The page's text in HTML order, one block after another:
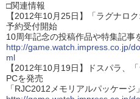
□関連情報
【2012年10月25日】「ラグナロ
予約受付開始
10周年記念の投稿作品や特集記事
http://game.watch.impress.co.jp/
ml
【2012年10月19日】ドスパラ、
PCを発売
「RJC2012メモリアルパッケー